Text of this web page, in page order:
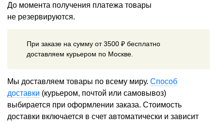
До момента получения платежа товары
не резервируются.
При заказе на сумму от 3500 ₽ бесплатно
доставляем курьером по Москве.
Мы доставляем товары по всему миру. Способ
доставки (курьером, почтой или самовывоз)
выбирается при оформлении заказа. Стоимость
доставки включается в счет автоматически и зависит